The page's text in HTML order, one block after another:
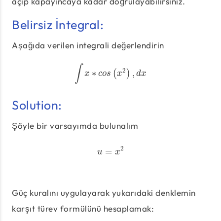
Belirsiz İntegral:
Aşağıda verilen integrali değerlendirin
∫ x ∗ cos (x2 ) , dx
∫x ∗cos x2),d x
Solution:
Şöyle bir varsayımda bulunalım
u = x2
u=x 2
Güç kuralını uygulayarak yukarıdaki denklemin
karşıt türev formülünü hesaplamak: